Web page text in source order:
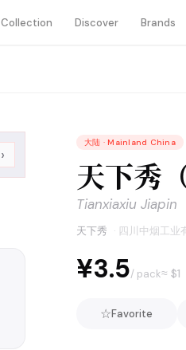
Collection Discover Brands
›
大陆 · Mainland China
天下秀
Tianxiaxiu Jiapin
天下秀 · 四川中烟工业
¥3.5/ pack≈ $1
☆Favorite